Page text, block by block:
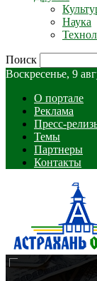
Наука
Поиск
Воскресенье, 9
О портале
Реклама
Пресс-
Темы
Партнеры
Контакты